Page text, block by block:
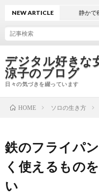
デジタル好きな
涼子のブログ
日々の気づきを綴っています
NEW ARTICLE 静かで穏や
HOME ソロの生き方
鉄のフライパ
く使えるもの
い